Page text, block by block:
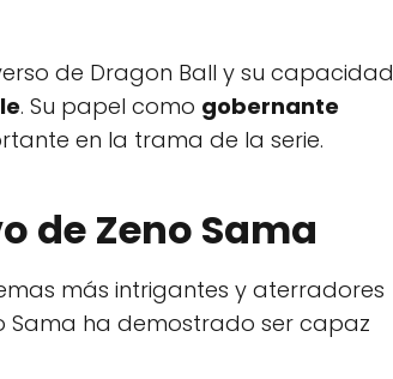
de Dragon Ball y su capacidad
. Su papel como gobernante
en la trama de la serie.
de Zeno Sama
más intrigantes y aterradores
Sama ha demostrado ser capaz